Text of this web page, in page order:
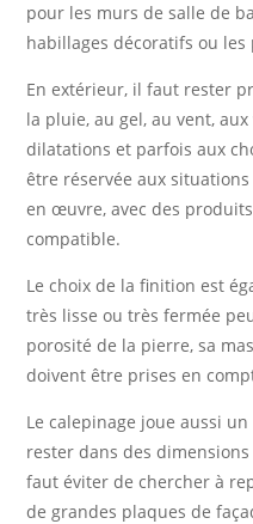
pour les murs de salle de
habillages décoratifs ou
En extérieur, il faut rester
la pluie, au gel, au vent,
dilatations et parfois aux
être réservée aux
en œuvre, avec des
compatible.
Le choix de la finition est
très lisse ou très fermée
porosité de la pierre, sa
doivent être prises en
Le calepinage joue aussi
rester dans des
faut éviter de chercher à
de grandes plaques de